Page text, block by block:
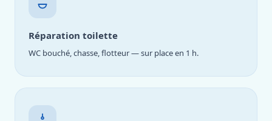
Réparation toilette
WC bouché, chasse, flotteur — sur place en 1 h.